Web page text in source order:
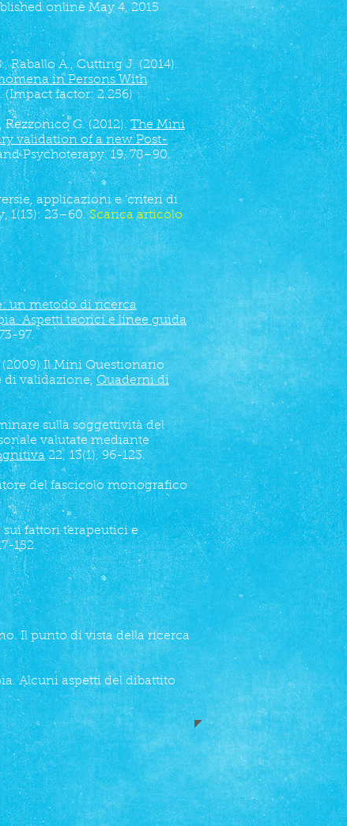
online May 4, 2015
Raballo A., Cutting J. (2014).
in Persons With
(Impact factor: 2.256)
Rezzonico G. (2012).The Mini
validation of a new Post-
Psychoterapy. 19, 78–90.
applicazioni e ‘criteri di
1(13): 23–60.Scarica articolo
un metodo di ricerca
Aspetti teorici e linee guida
97.
Il Mini Questionario
di validazione,Quaderni di
sulla soggettività del
valutate mediante
22, 13(1), 96-123.
del fascicolo monografico
sui fattori terapeutici e
152.
Il punto di vista della ricerca
Alcuni aspetti del dibattito